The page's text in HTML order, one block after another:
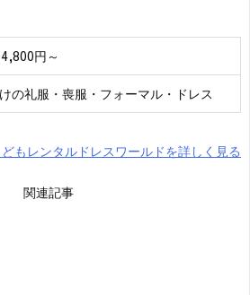
円～
の礼服・喪服・フォーマル・ドレス
どもレンタルドレスワールドを詳しく見る
関連記事